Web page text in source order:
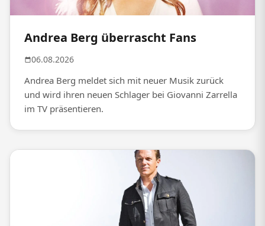
Andrea Berg überrascht Fans
06.08.2026
Andrea Berg meldet sich mit neuer Musik zurück
und wird ihren neuen Schlager bei Giovanni Zarrella
im TV präsentieren.